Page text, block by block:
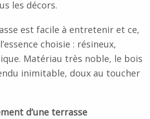
les décors.
est facile à entretenir et ce,
choisie : résineux,
Matériau très noble, le bois
inimitable, doux au toucher
d’une terrasse